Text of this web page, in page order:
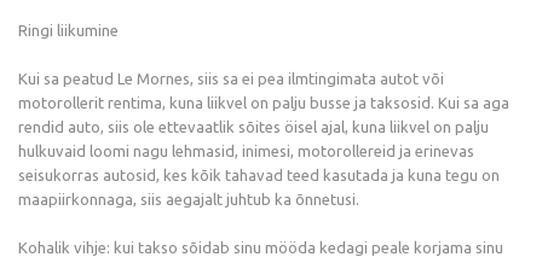
Ringi liikumine
Kui sa peatud Le Mornes, siis sa ei pea ilmtingimata autot või
motorollerit rentima, kuna liikvel on palju busse ja taksosid. Kui sa aga
rendid auto, siis ole ettevaatlik sõites öisel ajal, kuna liikvel on palju
hulkuvaid loomi nagu lehmasid, inimesi, motorollereid ja erinevas
seisukorras autosid, kes kõik tahavad teed kasutada ja kuna tegu on
maapiirkonnaga, siis aegajalt juhtub ka õnnetusi.
Kohalik vihje: kui takso sõidab sinu mööda kedagi peale korjama sinu